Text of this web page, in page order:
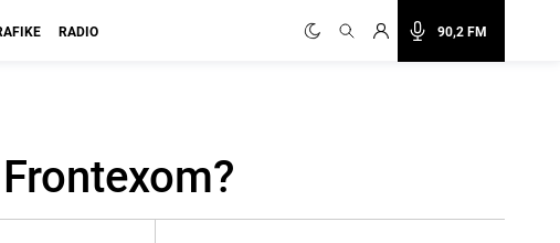
90,2 FM
RADIO